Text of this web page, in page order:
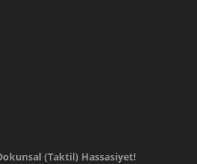
(Taktil) Hassasiyet!